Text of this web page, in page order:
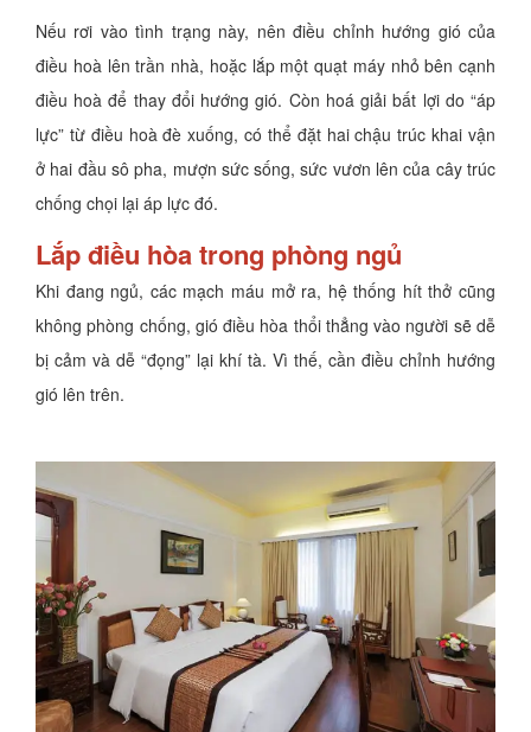
Nếu rơi vào tình trạng này, nên điều chỉnh hướng gió của
điều hoà lên trần nhà, hoặc lắp một quạt máy nhỏ bên cạnh
điều hoà để thay đổi hướng gió. Còn hoá giải bất lợi do “áp
lực” từ điều hoà đè xuống, có thể đặt hai chậu trúc khai vận
ở hai đầu sô pha, mượn sức sống, sức vươn lên của cây trúc
chống chọi lại áp lực đó.
Lắp điều hòa trong phòng ngủ
Khi đang ngủ, các mạch máu mở ra, hệ thống hít thở cũng
không phòng chống, gió điều hòa thổi thẳng vào người sẽ dễ
bị cảm và dễ “đọng” lại khí tà. Vì thế, cần điều chỉnh hướng
gió lên trên.